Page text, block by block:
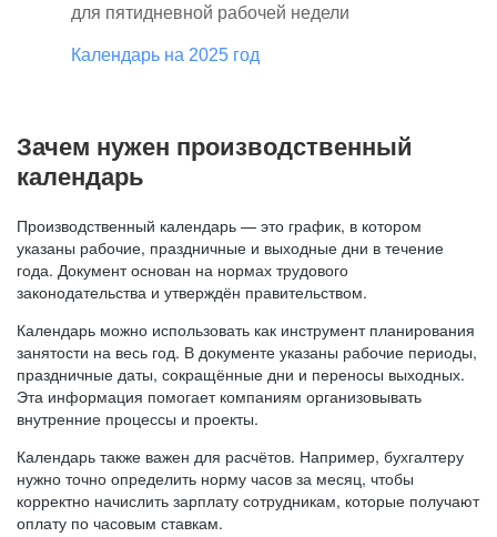
для пятидневной рабочей недели
Календарь на 2025 год
Зачем нужен производственный
календарь
Производственный календарь — это график, в котором
указаны рабочие, праздничные и выходные дни в течение
года. Документ основан на нормах трудового
законодательства и утверждён правительством.
Календарь можно использовать как инструмент планирования
занятости на весь год. В документе указаны рабочие периоды,
праздничные даты, сокращённые дни и переносы выходных.
Эта информация помогает компаниям организовывать
внутренние процессы и проекты.
Календарь также важен для расчётов. Например, бухгалтеру
нужно точно определить норму часов за месяц, чтобы
корректно начислить зарплату сотрудникам, которые получают
оплату по часовым ставкам.